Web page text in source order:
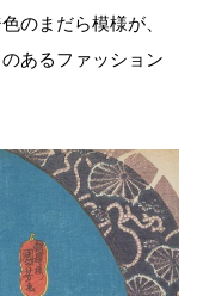
のまだら模様が、
あるファッション